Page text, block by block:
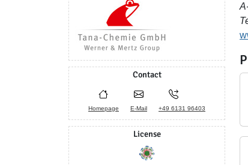
Contact
Homepage E-Mail +49 6131 96403
License